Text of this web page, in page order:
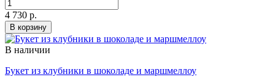
4 730 р.
В корзину
В наличии
Букет из клубники в шоколаде и маршмеллоу